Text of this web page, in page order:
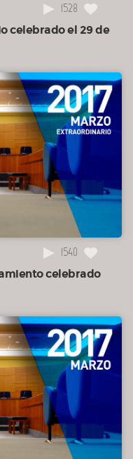
1528
celebrado el 29 de
1540
celebrado